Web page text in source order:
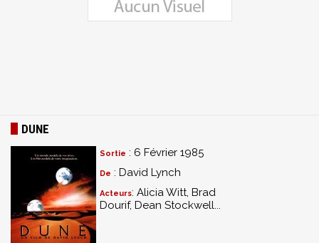
DUNE
Sortie : 6 Février 1985
De : David Lynch
Acteurs: Alicia Witt, Brad
Dourif, Dean Stockwell...